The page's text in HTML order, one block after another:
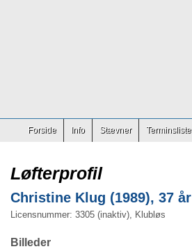
Forside Info Stævner Terminsliste
Løfterprofil
Christine Klug (1989), 37 år
Licensnummer: 3305 (inaktiv), Klubløs
Billeder